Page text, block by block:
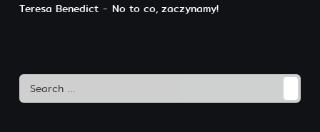
Teresa Benedict- No to co, zaczynamy!